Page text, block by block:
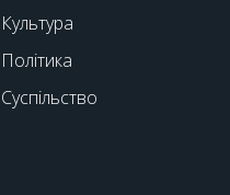
Культура
Політика
Суспільство